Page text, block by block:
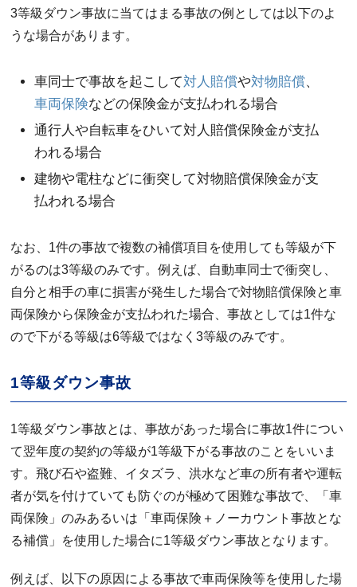
3等級ダウン事故に当てはまる事故の例としては以下のよ
うな場合があります。
車同士で事故を起こして対人賠償や対物賠償、
車両保険などの保険金が支払われる場合
通行人や自転車をひいて対人賠償保険金が支払
われる場合
建物や電柱などに衝突して対物賠償保険金が支
払われる場合
なお、1件の事故で複数の補償項目を使用しても等級が下
がるのは3等級のみです。例えば、自動車同士で衝突し、
自分と相手の車に損害が発生した場合で対物賠償保険と車
両保険から保険金が支払われた場合、事故としては1件な
ので下がる等級は6等級ではなく3等級のみです。
1等級ダウン事故
1等級ダウン事故とは、事故があった場合に事故1件につい
て翌年度の契約の等級が1等級下がる事故のことをいいま
す。飛び石や盗難、イタズラ、洪水など車の所有者や運転
者が気を付けていても防ぐのが極めて困難な事故で、「車
両保険」のみあるいは「車両保険＋ノーカウント事故とな
る補償」を使用した場合に1等級ダウン事故となります。
例えば、以下の原因による事故で車両保険等を使用した場